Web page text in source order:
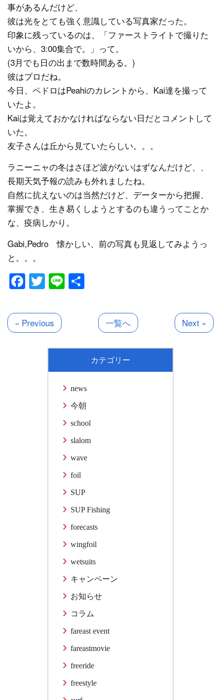
事があるんだけど、
彼は光をとても強く意識している写真家だった。
印象に残っているのは、「ファーストライトで撮りた
いから、3:00集合で。」って。
(3月でも日の出まで数時間ある。)
彼はプロだね。
今日、ペドロはPeahiのカレントから、Kai達を撮って
いたよ。
Kaiは覚えておかなければならない日だとコメントして
いた。
友子さんは丘から見ていたらしい。。。
ラニーニャの冬はさほど波がないはずなんだけど、、
長期天気予報の読みも外れましたね。
自然に抗えないのは当然だけど、データーから把握、
掌握でき、生き易くしようとするのも違うってことか
な、疫病しかり。
Gabi,Pedro 懐かしい、前の写真も見返してみようっ
と。。。
Facebook
Twitter
Line
« Previous 一覧へ Next »
カテゴリー
news
今朝
school
slalom
wave
foil
SUP
SUP Fishing
forecasts
wingfoil
wetsuits
キャンペーン
お知らせ
コラム
fareast event
fareastmovie
freeride
freestyle